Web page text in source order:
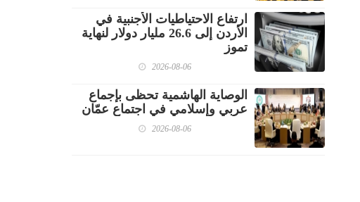
ارتفاع الاحتياطيات الأجنبية في
الأردن إلى 26.6 مليار دولار لنهاية
تموز
2026-08-06
الوصاية الهاشمية تحظى بإجماع
عربي وإسلامي في اجتماع عمّان
2026-08-06